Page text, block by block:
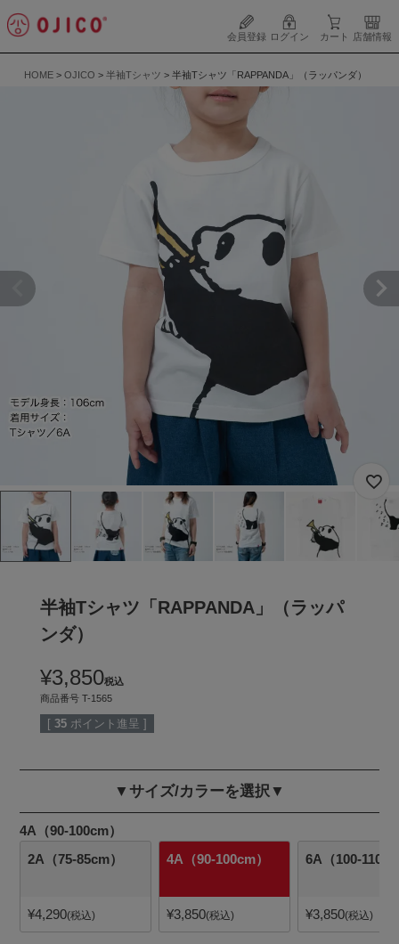
会員登録 ログイン カート 店舗情報
HOME OJICO 半袖Tシャツ 半袖Tシャツ「RAPPANDA」（ラッパンダ）
半袖Tシャツ「RAPPANDA」（ラッパ
ンダ）
¥3,850税込
商品番号 T-1565
[ 35 ポイント進呈 ]
▼サイズ/カラーを選択▼
4A（90-100cm）
2A（75-85cm）
¥4,290 税込
4A（90-100cm）
¥3,850 税込
6A（100-
¥3,850 税込